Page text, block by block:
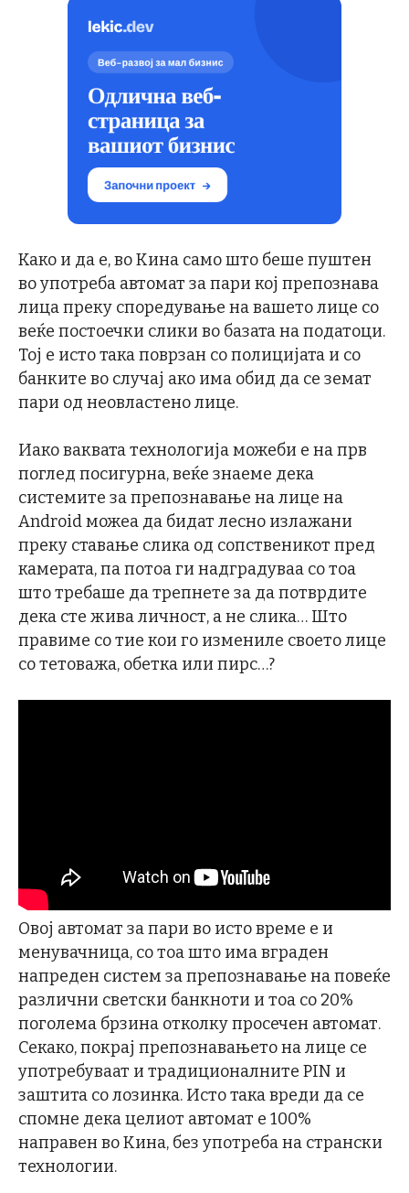
Како и да е, во Кина само што беше пуштен
во употреба автомат за пари кој препознава
лица преку споредување на вашето лице со
веќе постоечки слики во базата на податоци.
Тој е исто така поврзан со полицијата и со
банките во случај ако има обид да се земат
пари од неовластено лице.
Иако ваквата технологија можеби е на прв
поглед посигурна, веќе знаеме дека
системите за препознавање на лице на
Android можеа да бидат лесно излажани
преку ставање слика од сопственикот пред
камерата, па потоа ги надградуваа со тоа
што требаше да трепнете за да потврдите
дека сте жива личност, а не слика… Што
правиме со тие кои го измениле своето лице
со тетоважа, обетка или пирс…?
Овој автомат за пари во исто време е и
менувачница, со тоа што има вграден
напреден систем за препознавање на повеќе
различни светски банкноти и тоа со 20%
поголема брзина отколку просечен автомат.
Секако, покрај препознавањето на лице се
употребуваат и традиционалните PIN и
заштита со лозинка. Исто така вреди да се
спомне дека целиот автомат е 100%
направен во Кина, без употреба на странски
технологии.